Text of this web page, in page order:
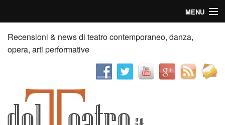
MENU
Home
Recensioni
News
Recensioni & news di teatro contemporaneo, danza,
opera, arti performative